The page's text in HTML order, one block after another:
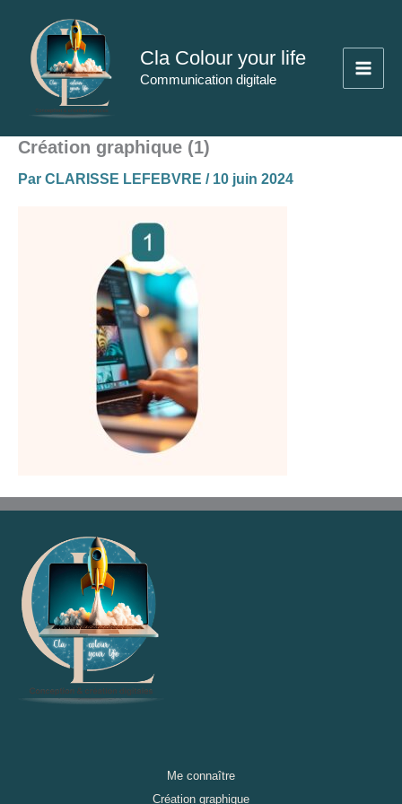
contenu
Cla Colour your life
Communication digitale
Création graphique (1)
Par CLARISSE LEFEBVRE / 10 juin 2024
Me connaître
Création graphique